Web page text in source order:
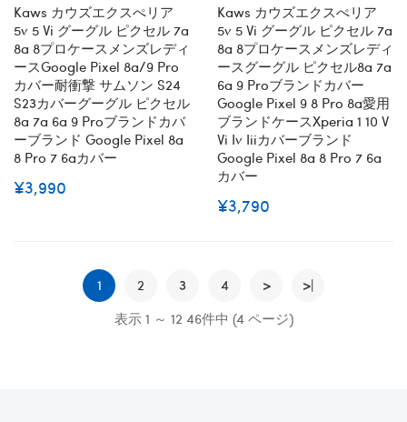
Kaws カウズエクスぺリア
5v 5 Vi グーグル ピクセル 7a
8a 8プロケースメンズレディ
ースGoogle Pixel 8a/9 Pro
カバー耐衝撃 サムソン S24
S23カバーグーグル ピクセル
8a 7a 6a 9 Proブランドカバ
ーブランド Google Pixel 8a
8 Pro 7 6aカバー
¥3,990
Kaws カウズエクスぺリア
5v 5 Vi グーグル ピクセル 7a
8a 8プロケースメンズレディ
ースグーグル ピクセル8a 7a
6a 9 Proブランドカバー
Google Pixel 9 8 Pro 8a愛用
ブランドケースxperia 1 10 V
Vi Iv Iiiカバーブランド
Google Pixel 8a 8 Pro 7 6a
カバー
¥3,790
1 2 3 4 >
>|
表示 1 ～ 12 46件中 (4 ページ)